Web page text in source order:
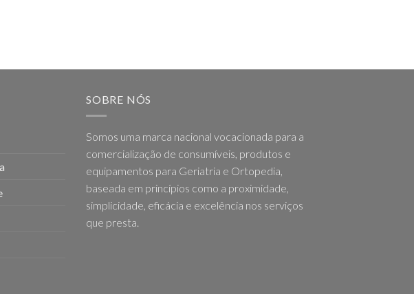
SOBRE NÓS
Somos uma marca nacional vocacionada para a
comercialização de consumíveis, produtos e
equipamentos para Geriatria e Ortopedia,
baseada em princípios como a proximidade,
simplicidade, eficácia e excelência nos serviços
que presta.